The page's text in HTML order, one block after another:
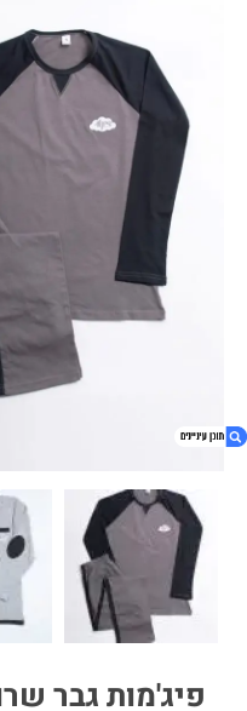
פיג'מות גבר